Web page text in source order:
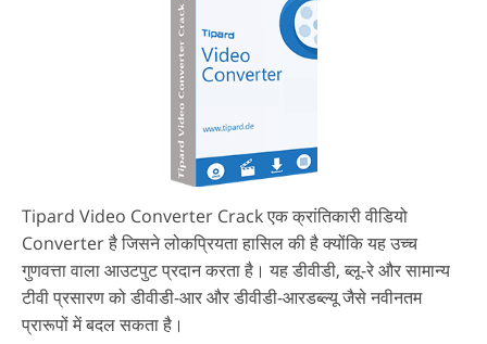
Tipard Video Converter Crack एक क्रांतिकारी वीडियो
Converter है जिसने लोकप्रियता हासिल की है क्योंकि यह उच्च
गुणवत्ता वाला आउटपुट प्रदान करता है। यह डीवीडी, ब्लू-रे और सामान्य
टीवी प्रसारण को डीवीडी-आर और डीवीडी-आरडब्ल्यू जैसे नवीनतम
प्रारूपों में बदल सकता है।